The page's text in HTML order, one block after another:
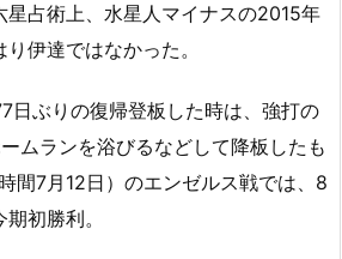
星占術上、水星人マイナスの2015年
伊達ではなかった。
日ぶりの復帰登板した時は、強打の
ムランを浴びるなどして降板したも
間7月12日）のエンゼルス戦では、8
初勝利。